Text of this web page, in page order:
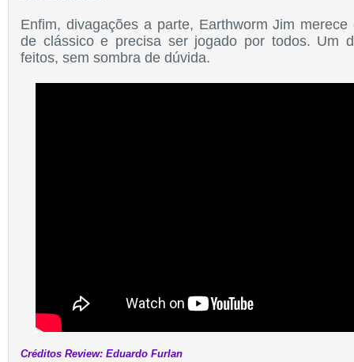
Enfim, divagações a parte, Earthworm Jim
de clássico e precisa ser jogado por todos. Um
feitos, sem sombra de dúvida.
Créditos Review: Eduardo Furlan